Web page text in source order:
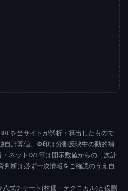
を当サイトが解析・算出したもので
自計算値、⚙印は分割反映中の動的補
ネットD/E等は開示数値からの二次計
判断は必ず一次情報をご確認のうえ自
式チャート(株価・テクニカル)と役割